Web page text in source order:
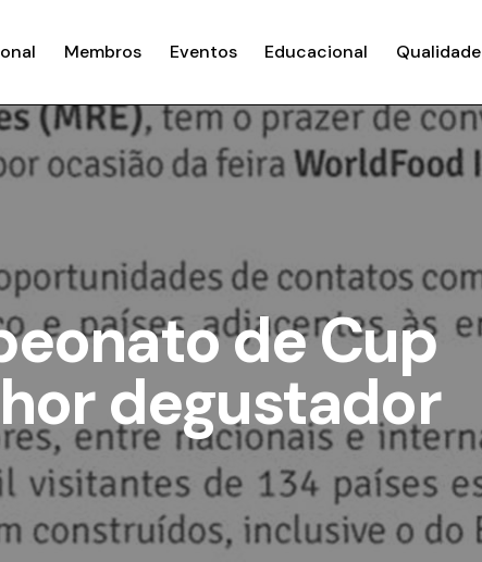
Membros Eventos Educacional Qualidade
de Cup
degustador